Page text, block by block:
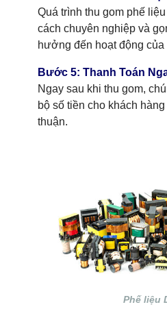
Quá trình thu gom phế
cách chuyên nghiệp và
hưởng đến hoạt động của
Bước 5: Thanh Toán
Ngay sau khi thu gom,
bộ số tiền cho khách
thuận.
Phế liệu